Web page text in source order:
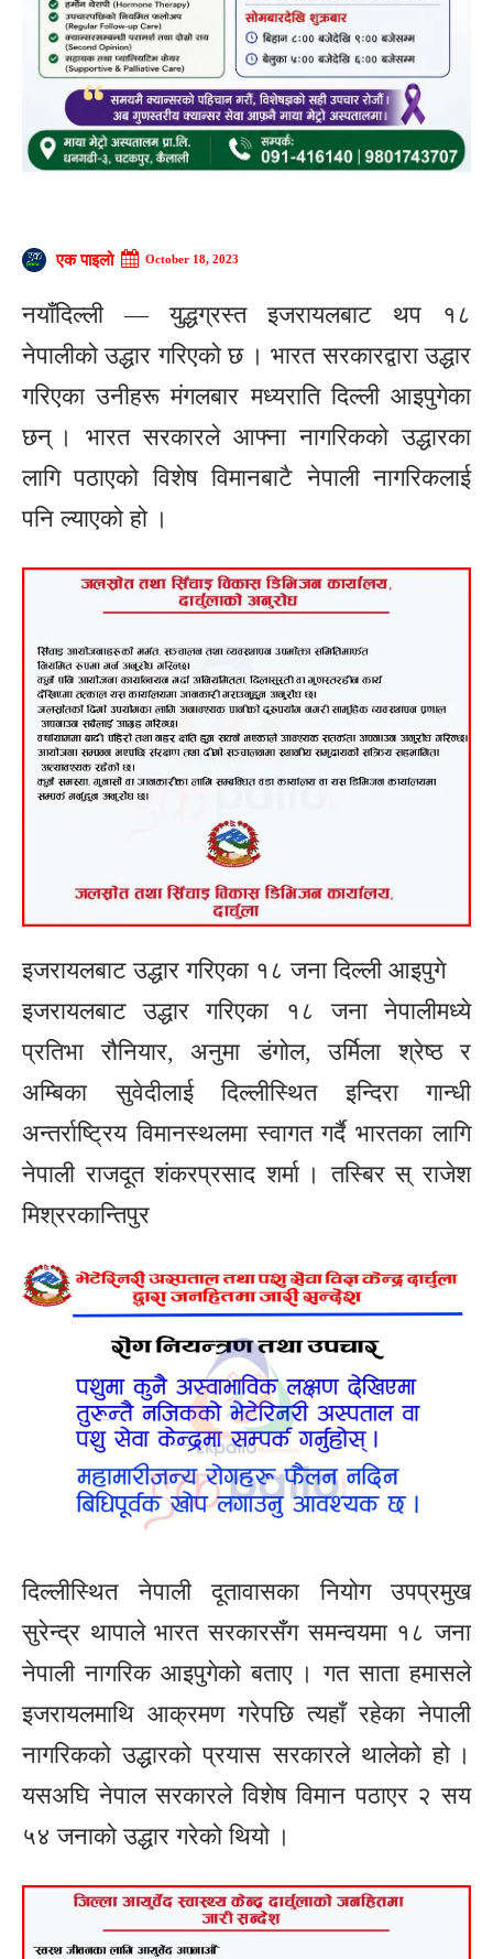
एक पाइलो October 18, 2023
नयाँदिल्ली — युद्धग्रस्त इजरायलबाट थप १८
नेपालीको उद्धार गरिएको छ । भारत सरकारद्वारा उद्धार
गरिएका उनीहरू मंगलबार मध्यराति दिल्ली आइपुगेका
छन् । भारत सरकारले आफ्ना नागरिकको उद्धारका
लागि पठाएको विशेष विमानबाटै नेपाली नागरिकलाई
पनि ल्याएको हो ।
इजरायलबाट उद्धार गरिएका १८ जना दिल्ली आइपुगे
इजरायलबाट उद्धार गरिएका १८ जना नेपालीमध्ये
प्रतिभा रौनियार, अनुमा डंगोल, उर्मिला श्रेष्ठ र
अम्बिका सुवेदीलाई दिल्लीस्थित इन्दिरा गान्धी
अन्तर्राष्ट्रिय विमानस्थलमा स्वागत गर्दै भारतका लागि
नेपाली राजदूत शंकरप्रसाद शर्मा । तस्बिर स् राजेश
मिश्ररकान्तिपुर
दिल्लीस्थित नेपाली दूतावासका नियोग उपप्रमुख
सुरेन्द्र थापाले भारत सरकारसँग समन्वयमा १८ जना
नेपाली नागरिक आइपुगेको बताए । गत साता हमासले
इजरायलमाथि आक्रमण गरेपछि त्यहाँ रहेका नेपाली
नागरिकको उद्धारको प्रयास सरकारले थालेको हो ।
यसअघि नेपाल सरकारले विशेष विमान पठाएर २ सय
५४ जनाको उद्धार गरेको थियो ।